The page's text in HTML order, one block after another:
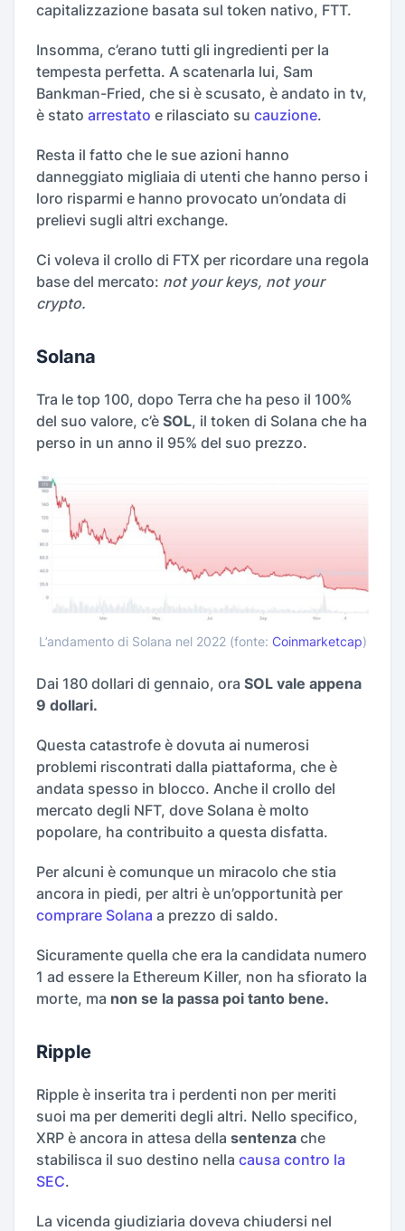
capitalizzazione basata sul token nativo, FTT.
Insomma, c’erano tutti gli ingredienti per la
tempesta perfetta. A scatenarla lui, Sam
Bankman-Fried, che si è scusato, è andato in tv,
è stato arrestato e rilasciato su cauzione.
Resta il fatto che le sue azioni hanno
danneggiato migliaia di utenti che hanno perso i
loro risparmi e hanno provocato un’ondata di
prelievi sugli altri exchange.
Ci voleva il crollo di FTX per ricordare una regola
base del mercato: not your keys, not your
crypto.
Solana
Tra le top 100, dopo Terra che ha peso il 100%
del suo valore, c’è SOL, il token di Solana che ha
perso in un anno il 95% del suo prezzo.
L’andamento di Solana nel 2022 (fonte: Coinmarketcap)
Dai 180 dollari di gennaio, ora SOL vale appena
9 dollari.
Questa catastrofe è dovuta ai numerosi
problemi riscontrati dalla piattaforma, che è
andata spesso in blocco. Anche il crollo del
mercato degli NFT, dove Solana è molto
popolare, ha contribuito a questa disfatta.
Per alcuni è comunque un miracolo che stia
ancora in piedi, per altri è un’opportunità per
comprare Solana a prezzo di saldo.
Sicuramente quella che era la candidata numero
1 ad essere la Ethereum Killer, non ha sfiorato la
morte, ma non se la passa poi tanto bene.
Ripple
Ripple è inserita tra i perdenti non per meriti
suoi ma per demeriti degli altri. Nello specifico,
XRP è ancora in attesa della sentenza che
stabilisca il suo destino nella causa contro la
SEC.
La vicenda giudiziaria doveva chiudersi nel